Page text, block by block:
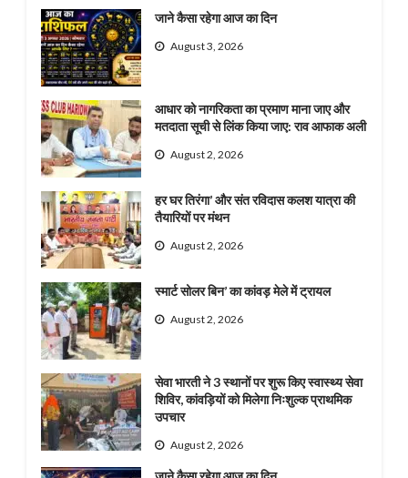
जाने कैसा रहेगा आज का दिन
August 3, 2026
आधार को नागरिकता का प्रमाण माना जाए और
मतदाता सूची से लिंक किया जाए: राव आफाक अली
August 2, 2026
हर घर तिरंगा’ और संत रविदास कलश यात्रा की
तैयारियों पर मंथन
August 2, 2026
स्मार्ट सोलर बिन’ का कांवड़ मेले में ट्रायल
August 2, 2026
सेवा भारती ने 3 स्थानों पर शुरू किए स्वास्थ्य सेवा
शिविर, कांवड़ियों को मिलेगा निःशुल्क प्राथमिक
उपचार
August 2, 2026